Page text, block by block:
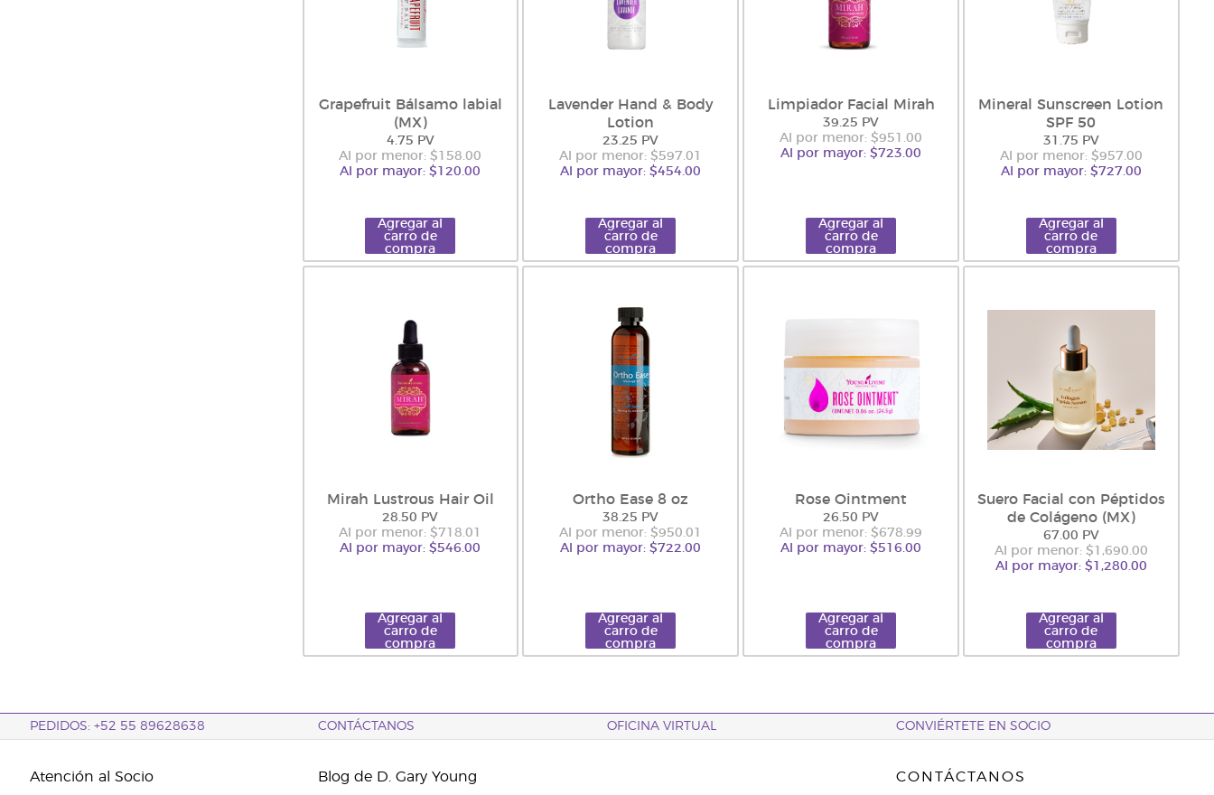
Grapefruit Bálsamo labial
(MX)
4.75 PV
Al por menor: $158.00
Al por mayor: $120.00
Agregar al
carro de
compra
Lavender Hand & Body
Lotion
23.25 PV
Al por menor: $597.01
Al por mayor: $454.00
Agregar al
carro de
compra
Limpiador Facial Mirah
39.25 PV
Al por menor: $951.00
Al por mayor: $723.00
Agregar al
carro de
compra
Mineral Sunscreen Lotion
SPF 50
31.75 PV
Al por menor: $957.00
Al por mayor: $727.00
Agregar al
carro de
compra
Mirah Lustrous Hair Oil
28.50 PV
Al por menor: $718.01
Al por mayor: $546.00
Agregar al
carro de
compra
Ortho Ease 8 oz
38.25 PV
Al por menor: $950.01
Al por mayor: $722.00
Agregar al
carro de
compra
Rose Ointment
26.50 PV
Al por menor: $678.99
Al por mayor: $516.00
Agregar al
carro de
compra
Suero Facial con Péptidos
de Colágeno (MX)
67.00 PV
Al por menor: $1,690.00
Al por mayor: $1,280.00
Agregar al
carro de
compra
PEDIDOS: +52 55 89628638 CONTÁCTANOS OFICINA VIRTUAL CONVIÉRTETE EN SOCIO
Atención al Socio Blog de D. Gary Young CONTÁCTANOS